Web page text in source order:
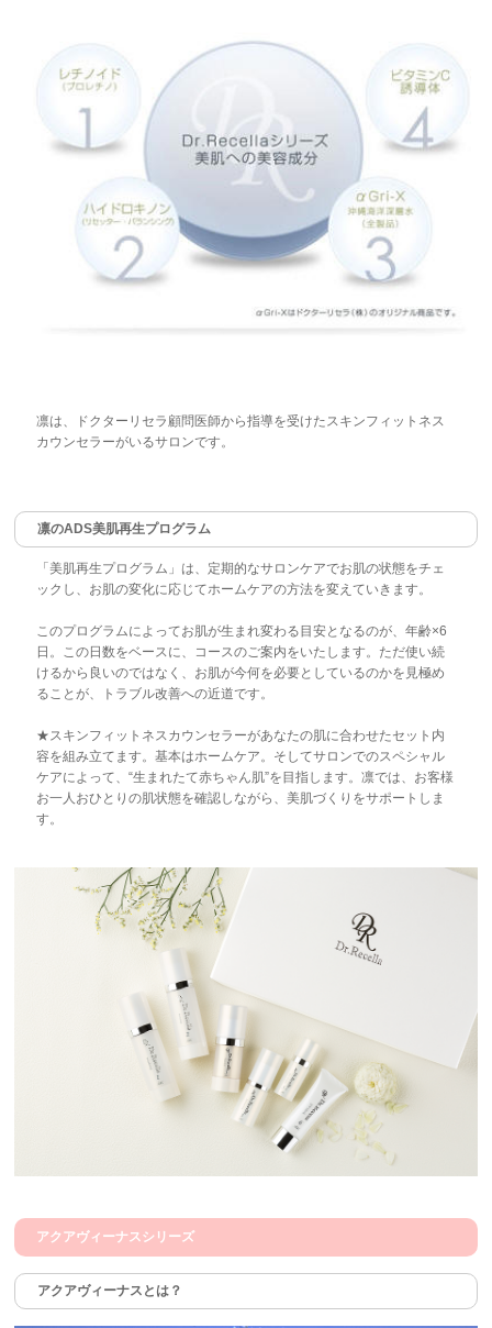
凛は、ドクターリセラ顧問医師から指導を受けたスキンフィットネス
カウンセラーがいるサロンです。
凛のADS美肌再生プログラム
「美肌再生プログラム」は、定期的なサロンケアでお肌の状態をチェ
ックし、お肌の変化に応じてホームケアの方法を変えていきます。
このプログラムによってお肌が生まれ変わる目安となるのが、年齢×6
日。この日数をベースに、コースのご案内をいたします。ただ使い続
けるから良いのではなく、お肌が今何を必要としているのかを見極め
ることが、トラブル改善への近道です。
★スキンフィットネスカウンセラーがあなたの肌に合わせたセット内
容を組み立てます。基本はホームケア。そしてサロンでのスペシャル
ケアによって、“生まれたて赤ちゃん肌”を目指します。凛では、お客様
お一人おひとりの肌状態を確認しながら、美肌づくりをサポートしま
す。
アクアヴィーナスシリーズ
アクアヴィーナスとは？